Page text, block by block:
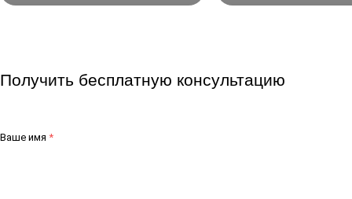
Получить бесплатную консультацию
Ваше имя *